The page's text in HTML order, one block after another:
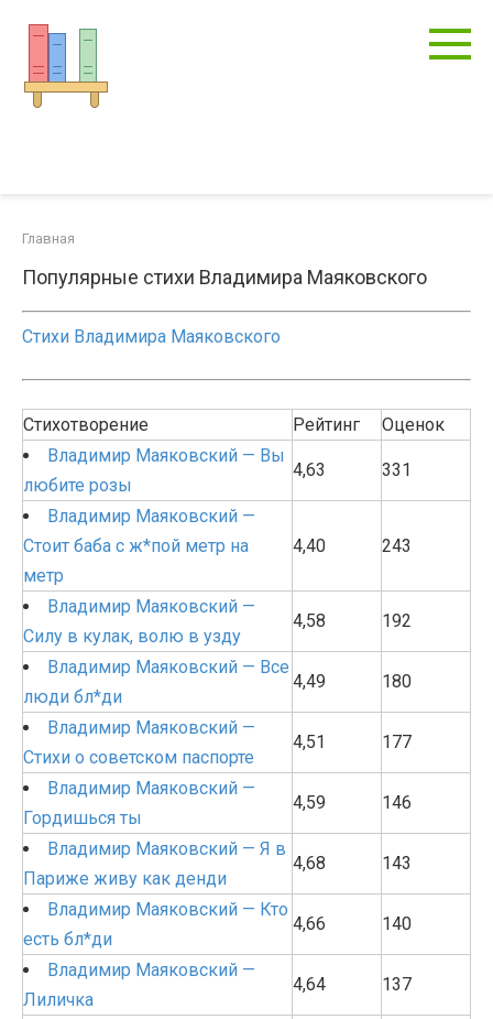
контенту
Главная
Популярные стихи Владимира Маяковского
Стихи Владимира Маяковского
Стихотворение Рейтинг
Оценок
Владимир Маяковский — Вы
любите розы
4,63 331
Владимир Маяковский —
Стоит баба с ж*пой метр на
метр
4,40 243
Владимир Маяковский —
Силу в кулак, волю в узду
4,58 192
Владимир Маяковский — Все
люди бл*ди
4,49 180
Владимир Маяковский —
Стихи о советском паспорте
4,51 177
Владимир Маяковский —
Гордишься ты
4,59 146
Владимир Маяковский — Я в
Париже живу как денди
4,68 143
Владимир Маяковский — Кто
есть бл*ди
4,66 140
Владимир Маяковский —
Лиличка
4,64 137